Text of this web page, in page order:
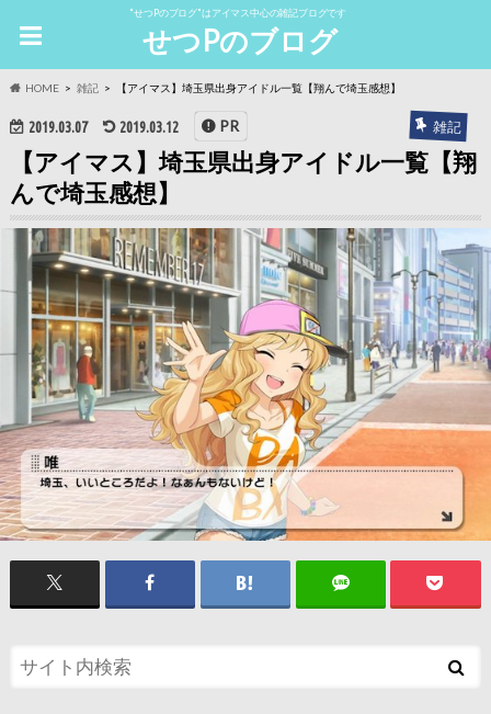
"せつPのブログ"はアイマス中心の雑記ブログです
せつPのブログ
HOME 雑記 【アイマス】埼玉県出身アイドル一覧【翔んで埼玉感想】
2019.03.07 2019.03.12 雑記
PR
【アイマス】埼玉県出身アイドル一覧【翔
んで埼玉感想】